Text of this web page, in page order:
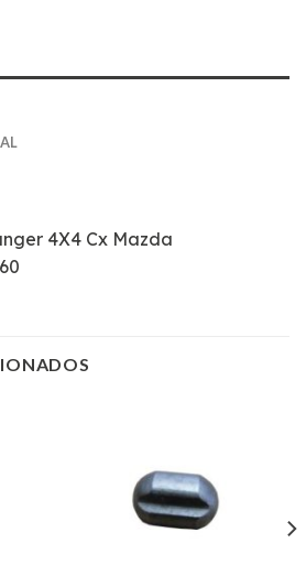
4X4 Cx Mazda